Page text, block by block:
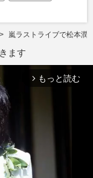
嵐ラストライブで松本潤
ます
arrow_forward_ios もっと読む